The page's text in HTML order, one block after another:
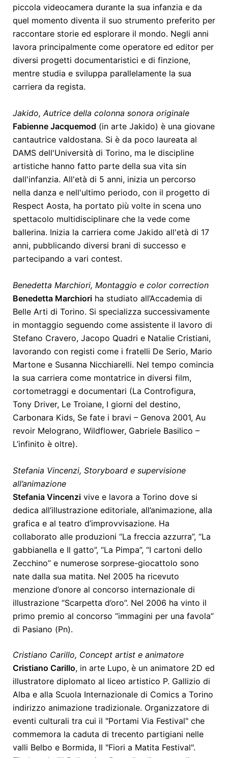
piccola videocamera durante la sua infanzia e da
quel momento diventa il suo strumento preferito per
raccontare storie ed esplorare il mondo. Negli anni
lavora principalmente come operatore ed editor per
diversi progetti documentaristici e di finzione,
mentre studia e sviluppa parallelamente la sua
carriera da regista.
Jakido, Autrice della colonna sonora originale
Fabienne Jacquemod (in arte Jakido) è una giovane
cantautrice valdostana. Si è da poco laureata al
DAMS dell'Università di Torino, ma le discipline
artistiche hanno fatto parte della sua vita sin
dall'infanzia. All'età di 5 anni, inizia un percorso
nella danza e nell'ultimo periodo, con il progetto di
Respect Aosta, ha portato più volte in scena uno
spettacolo multidisciplinare che la vede come
ballerina. Inizia la carriera come Jakido all'età di 17
anni, pubblicando diversi brani di successo e
partecipando a vari contest.
Benedetta Marchiori, Montaggio e color correction
Benedetta Marchiori ha studiato all’Accademia di
Belle Arti di Torino. Si specializza successivamente
in montaggio seguendo come assistente il lavoro di
Stefano Cravero, Jacopo Quadri e Natalie Cristiani,
lavorando con registi come i fratelli De Serio, Mario
Martone e Susanna Nicchiarelli. Nel tempo comincia
la sua carriera come montatrice in diversi film,
cortometraggi e documentari (La Controfigura,
Tony Driver, Le Troiane, I giorni del destino,
Carbonara Kids, Se fate i bravi – Genova 2001, Au
revoir Melograno, Wildflower, Gabriele Basilico –
L’infinito è oltre).
Stefania Vincenzi, Storyboard e supervisione
all’animazione
Stefania Vincenzi vive e lavora a Torino dove si
dedica all’illustrazione editoriale, all’animazione, alla
grafica e al teatro d’improvvisazione. Ha
collaborato alle produzioni “La freccia azzurra”, “La
gabbianella e Il gatto”, “La Pimpa”, “I cartoni dello
Zecchino” e numerose sorprese-giocattolo sono
nate dalla sua matita. Nel 2005 ha ricevuto
menzione d’onore al concorso internazionale di
illustrazione “Scarpetta d’oro”. Nel 2006 ha vinto il
primo premio al concorso “immagini per una favola”
di Pasiano (Pn).
Cristiano Carillo, Concept artist e animatore
Cristiano Carillo, in arte Lupo, è un animatore 2D ed
illustratore diplomato al liceo artistico P. Gallizio di
Alba e alla Scuola Internazionale di Comics a Torino
indirizzo animazione tradizionale. Organizzatore di
eventi culturali tra cui il "Portami Via Festival" che
commemora la caduta di trecento partigiani nelle
valli Belbo e Bormida, Il "Fiori a Matita Festival".